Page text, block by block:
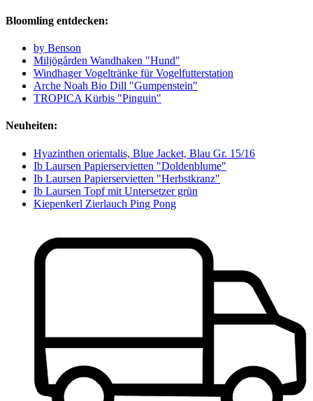
Bloomling entdecken:
by Benson
Miljögården Wandhaken "Hund"
Windhager Vogeltränke für Vogelfutterstation
Arche Noah Bio Dill "Gumpenstein"
TROPICA Kürbis "Pinguin"
Neuheiten:
Hyazinthen orientalis, Blue Jacket, Blau Gr. 15/16
Ib Laursen Papierservietten "Doldenblume"
Ib Laursen Papierservietten "Herbstkranz"
Ib Laursen Topf mit Untersetzer grün
Kiepenkerl Zierlauch Ping Pong